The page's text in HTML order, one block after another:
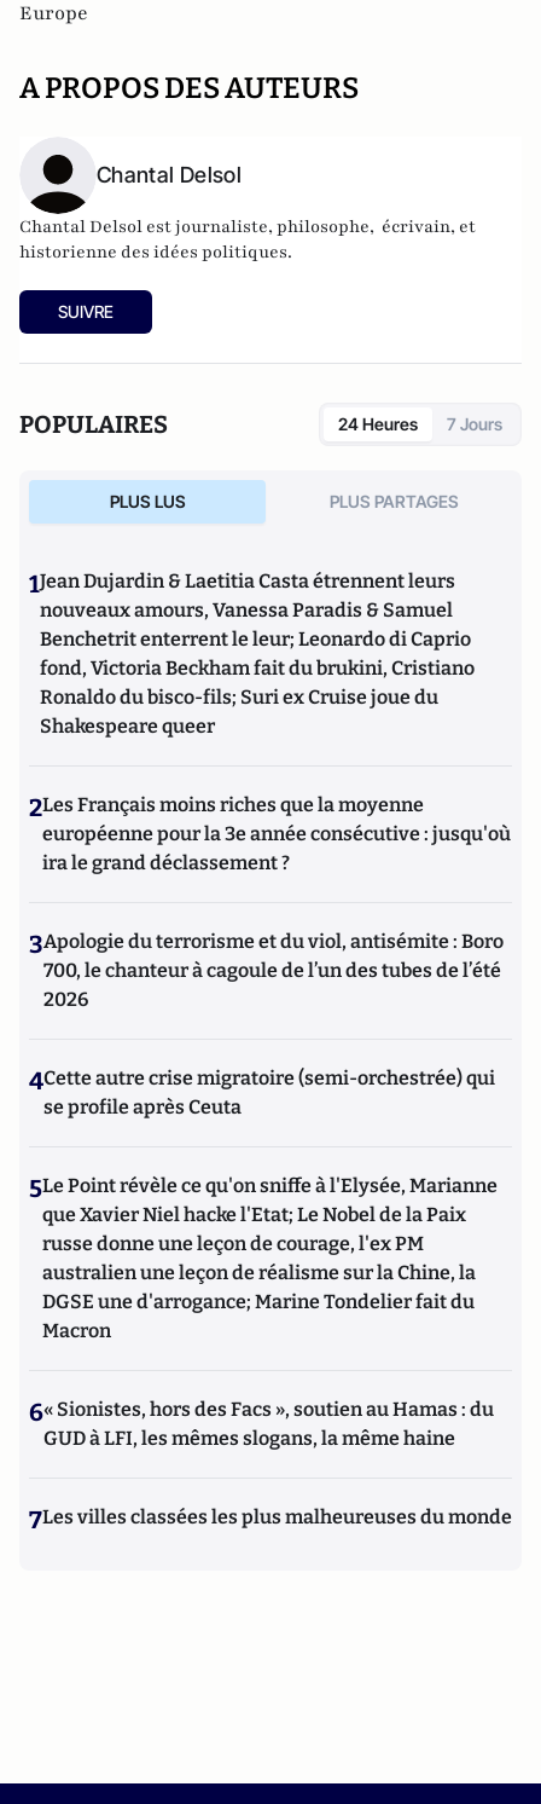
Europe
A PROPOS DES AUTEURS
Chantal Delsol
Chantal Delsol est journaliste, philosophe, écrivain, et
historienne des idées politiques.
SUIVRE
POPULAIRES 24 Heures 7 Jours
PLUS LUS PLUS PARTAGES
1Jean Dujardin & Laetitia Casta étrennent leurs
nouveaux amours, Vanessa Paradis & Samuel
Benchetrit enterrent le leur; Leonardo di Caprio
fond, Victoria Beckham fait du brukini, Cristiano
Ronaldo du bisco-fils; Suri ex Cruise joue du
Shakespeare queer
2Les Français moins riches que la moyenne
européenne pour la 3e année consécutive : jusqu'où
ira le grand déclassement ?
3Apologie du terrorisme et du viol, antisémite : Boro
700, le chanteur à cagoule de l’un des tubes de l’été
2026
4Cette autre crise migratoire (semi-orchestrée) qui
se profile après Ceuta
5Le Point révèle ce qu'on sniffe à l'Elysée, Marianne
que Xavier Niel hacke l'Etat; Le Nobel de la Paix
russe donne une leçon de courage, l'ex PM
australien une leçon de réalisme sur la Chine, la
DGSE une d'arrogance; Marine Tondelier fait du
Macron
6« Sionistes, hors des Facs », soutien au Hamas : du
GUD à LFI, les mêmes slogans, la même haine
7Les villes classées les plus malheureuses du monde